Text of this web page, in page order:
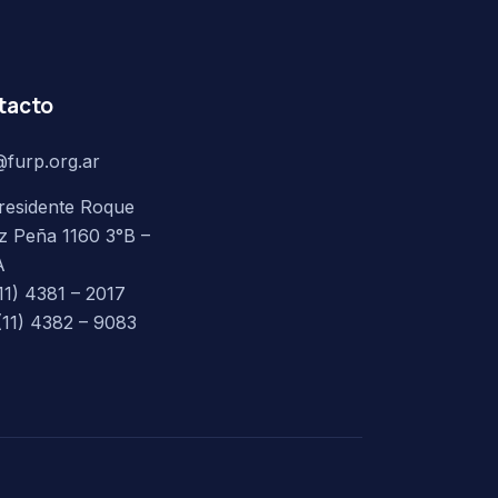
Roque
Peña 1160 3°B –
4381 – 2017
4382 – 9083